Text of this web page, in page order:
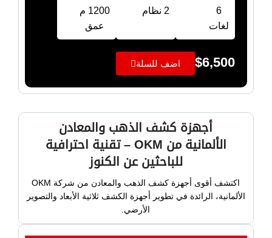
6
لغات
2 نظام
1200 م
عمق
$6,500 اضف للسلة
أجهزة كشف الذهب والمعادن
الألمانية من OKM – تقنية احترافية
للباحثين عن الكنوز
اكتشف أقوى أجهزة كشف الذهب والمعادن من شركة OKM
الألمانية، الرائدة في تطوير أجهزة الكشف ثلاثية الأبعاد والتصوير
الأرضي.